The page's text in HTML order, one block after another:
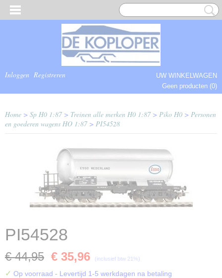
Inloggen Registreren
UW WINKELWAGEN
Geen producten (0)
Home > Sp H0 1:87> Treinen alle merken H0 1:87> Piko H0 > Personen
en goederen wagens HO 1:87> PI54528
PI54528
€ 44,95 € 35,96 (inclusief btw 21%)
✓ Op voorraad - Levertijd 1-5 werkdagen na betaling